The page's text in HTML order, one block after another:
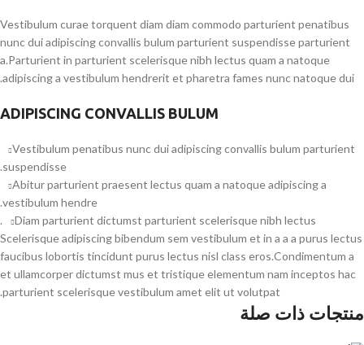
Vestibulum curae torquent diam diam commodo parturient penatibus
nunc dui adipiscing convallis bulum parturient suspendisse parturient
a.Parturient in parturient scelerisque nibh lectus quam a natoque
adipiscing a vestibulum hendrerit et pharetra fames nunc natoque dui.
ADIPISCING CONVALLIS BULUM
Vestibulum penatibus nunc dui adipiscing convallis bulum parturient
suspendisse.
Abitur parturient praesent lectus quam a natoque adipiscing a
vestibulum hendre.
Diam parturient dictumst parturient scelerisque nibh lectus.
Scelerisque adipiscing bibendum sem vestibulum et in a a a purus lectus
faucibus lobortis tincidunt purus lectus nisl class eros.Condimentum a
et ullamcorper dictumst mus et tristique elementum nam inceptos hac
parturient scelerisque vestibulum amet elit ut volutpat.
منتجات ذات صلة